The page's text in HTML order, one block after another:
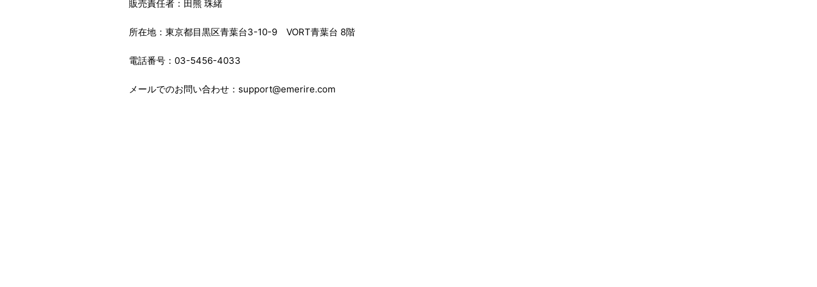
販売責任者：田熊 珠緒
所在地 ：東京都目黒区青葉台3-10-9 VORT青葉台 8階
電話番号 ：03-5456-4033
メールでのお問い合わせ ：support@emerire.com